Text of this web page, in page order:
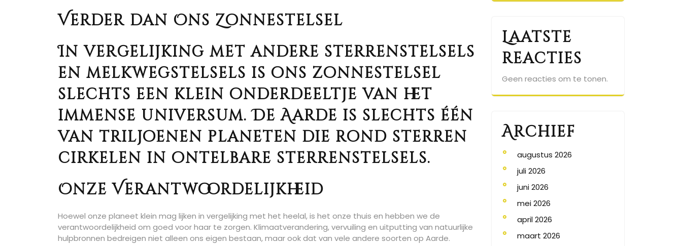
Verder dan Ons Zonnestelsel
In vergelijking met andere sterrenstelsels
en melkwegstelsels is ons zonnestelsel
slechts een klein onderdeeltje van het
immense universum. De Aarde is slechts één
van triljoenen planeten die rond sterren
cirkelen in ontelbare sterrenstelsels.
Onze Verantwoordelijkheid
Hoewel onze planeet klein mag lijken in vergelijking met het heelal, is het onze thuis en hebben we de
verantwoordelijkheid om goed voor haar te zorgen. Klimaatverandering, vervuiling en uitputting van natuurlijke
hulpbronnen bedreigen niet alleen ons eigen bestaan, maar ook dat van vele andere soorten op Aarde.
Laatste
reacties
Geen reacties om te tonen.
Archief
augustus 2026
juli 2026
juni 2026
mei 2026
april 2026
maart 2026